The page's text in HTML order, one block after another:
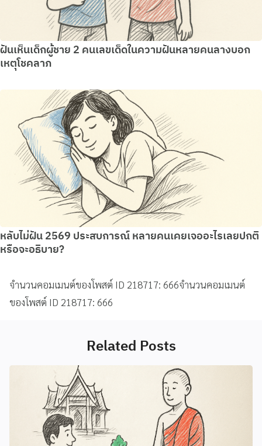
ฝันเห็นเด็กผู้ชาย 2 คนเลขเด็ดในความฝันหลายคนลางบอก
เหตุโชคลาภ
หลับไม่ฝัน 2569 ประสบการณ์ หลายคนเคยเจออะไรเลยปกติ
หรือจะอธิบาย?
จำนวนคอมเมนต์ของโพสต์ ID 218717: 666จำนวนคอมเมนต์
ของโพสต์ ID 218717: 666
Related Posts